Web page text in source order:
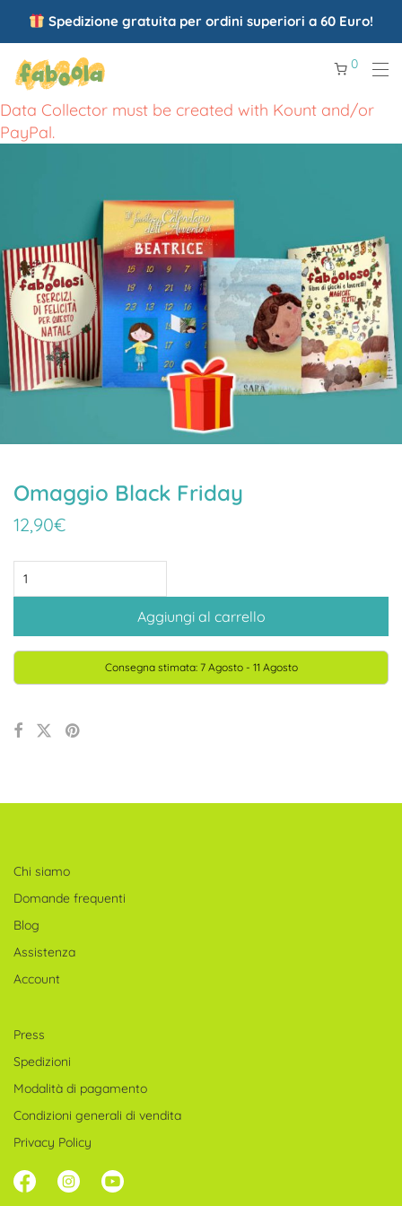
Spedizione gratuita per ordini superiori a 60 Euro!
0
Data Collector must be created with Kount and/or
PayPal.
Omaggio Black Friday
12,90€
Omaggio
Black
quantità
Aggiungi al carrello
Consegna stimata: 7 Agosto - 11 Agosto
Chi siamo
Domande frequenti
Blog
Assistenza
Account
Press
Spedizioni
Modalità di pagamento
Condizioni generali di vendita
Privacy Policy